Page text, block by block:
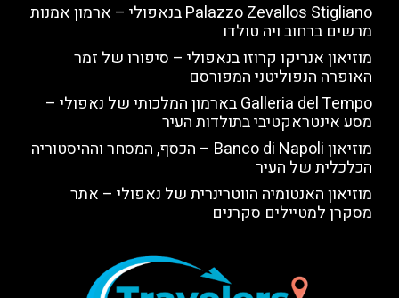
Palazzo Zevallos Stigliano בנאפולי – ארמון אמנות
מרשים ברחוב ויה טולדו
מוזיאון אנריקו קרוזו בנאפולי – סיפורו של זמר
האופרה הנפוליטני המפורסם
Galleria del Tempo בארמון המלכותי של נאפולי –
מסע אינטראקטיבי בתולדות העיר
מוזיאון Banco di Napoli – הכסף, המסחר וההיסטוריה
הכלכלית של העיר
מוזיאון האנטומיה הווטרינרית של נאפולי – אתר
מסקרן למטיילים סקרנים